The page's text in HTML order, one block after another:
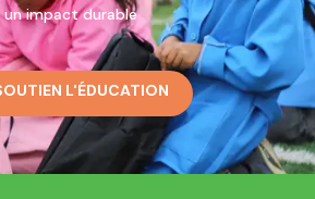
un impact durable
L'ÉDUCATION